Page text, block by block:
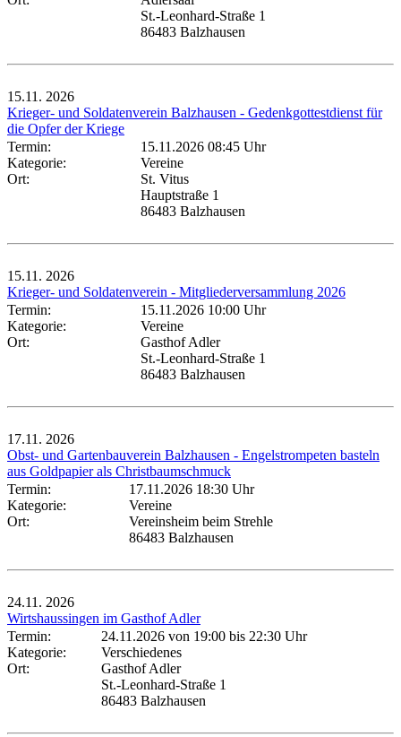
St.-Leonhard-Straße 1
86483 Balzhausen
15.11. 2026
Krieger- und Soldatenverein Balzhausen - Gedenkgottestdienst für
die Opfer der Kriege
Termin:
15.11.2026 08:45 Uhr
Kategorie:
Vereine
Ort:
St. Vitus
Hauptstraße 1
86483 Balzhausen
15.11. 2026
Krieger- und Soldatenverein - Mitgliederversammlung 2026
Termin:
15.11.2026 10:00 Uhr
Kategorie:
Vereine
Ort:
Gasthof Adler
St.-Leonhard-Straße 1
86483 Balzhausen
17.11. 2026
Obst- und Gartenbauverein Balzhausen - Engelstrompeten basteln
aus Goldpapier als Christbaumschmuck
Termin:
17.11.2026 18:30 Uhr
Kategorie:
Vereine
Ort:
Vereinsheim beim Strehle
86483 Balzhausen
24.11. 2026
Wirtshaussingen im Gasthof Adler
Termin:
24.11.2026 von 19:00 bis 22:30 Uhr
Kategorie:
Verschiedenes
Ort:
Gasthof Adler
St.-Leonhard-Straße 1
86483 Balzhausen